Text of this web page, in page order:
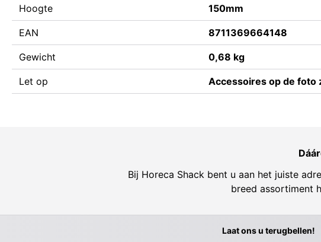
Hoogte 150mm
EAN 8711369664148
Gewicht 0,68 kg
Let op Accessoires op de foto
Bij Horeca Shack bent u aan het juiste
breed assortiment
Laat ons u terugbellen!